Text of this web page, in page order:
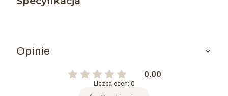
Opinie
0.00
Liczba ocen: 0